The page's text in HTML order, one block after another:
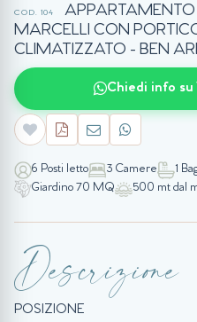
COD. 104
MARCELLI CON
CLIMATIZZATO - BEN
Chiedi info su
6 Posti letto 3 Camere 1
Giardino 70 MQ
500 mt dal
Descrizione
POSIZIONE